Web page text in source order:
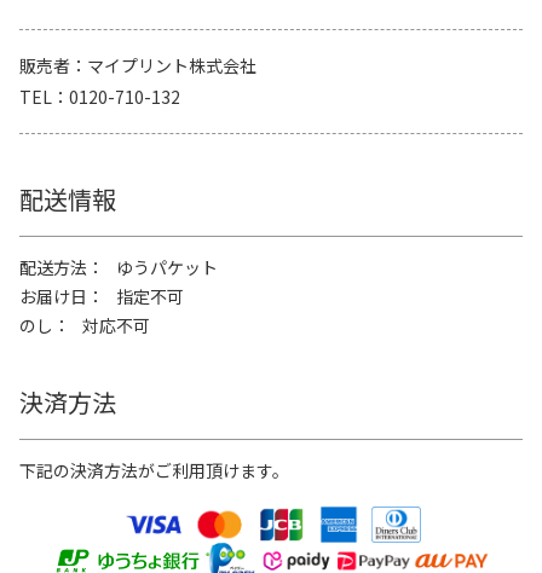
販売者
マイプリント株式会社
TEL
0120-710-132
配送情報
配送方法
ゆうパケット
お届け日
指定不可
のし
対応不可
決済方法
下記の決済方法がご利用頂けます。